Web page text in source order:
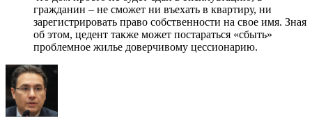
гражданин – не сможет ни въехать в квартиру, ни
зарегистрировать право собственности на свое имя. Зная
об этом, цедент также может постараться «сбыть»
проблемное жилье доверчивому цессионарию.